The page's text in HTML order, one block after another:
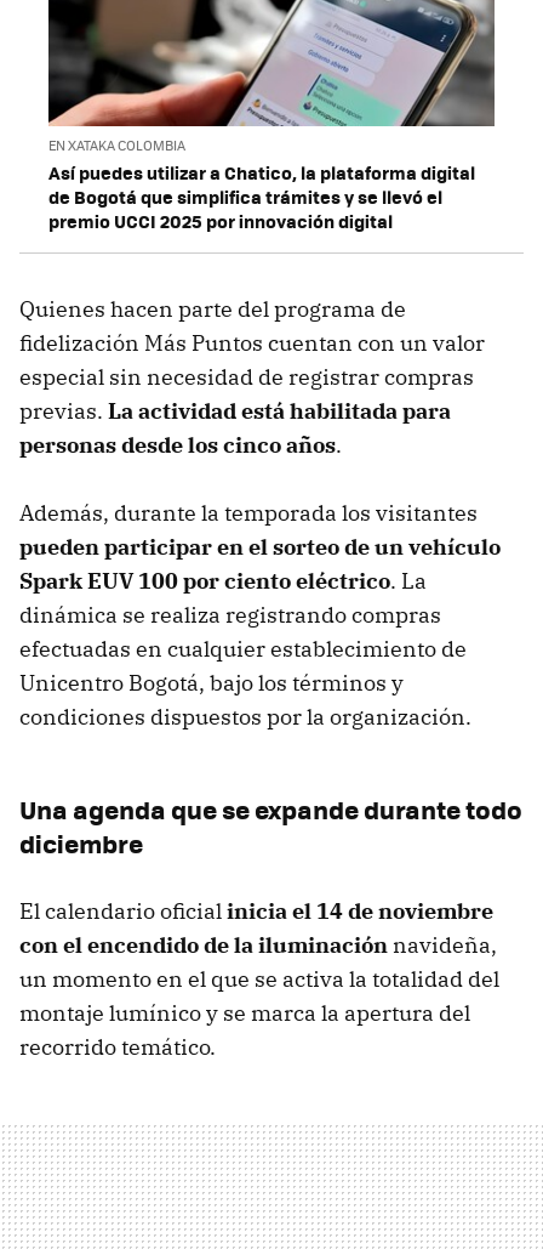
EN XATAKA COLOMBIA
Así puedes utilizar a Chatico, la plataforma digital
de Bogotá que simplifica trámites y se llevó el
premio UCCI 2025 por innovación digital
Quienes hacen parte del programa de
fidelización Más Puntos cuentan con un valor
especial sin necesidad de registrar compras
previas. La actividad está habilitada para
personas desde los cinco años.
Además, durante la temporada los visitantes
pueden participar en el sorteo de un vehículo
Spark EUV 100 por ciento eléctrico. La
dinámica se realiza registrando compras
efectuadas en cualquier establecimiento de
Unicentro Bogotá, bajo los términos y
condiciones dispuestos por la organización.
Una agenda que se expande durante todo
diciembre
El calendario oficialinicia el 14 de noviembre
con el encendido de la iluminación navideña,
un momento en el que se activa la totalidad del
montaje lumínico y se marca la apertura del
recorrido temático.